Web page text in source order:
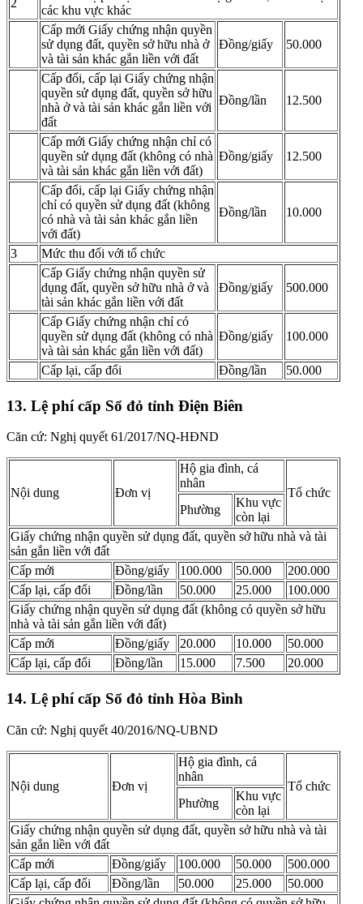
2
các khu vực khác
Cấp mới Giấy chứng nhận quyền
sử dụng đất, quyền sở hữu nhà ở
và tài sản khác gắn liền với đất
Đồng/giấy 50.000
Cấp đổi, cấp lại Giấy chứng nhận
quyền sử dụng đất, quyền sở hữu
nhà ở và tài sản khác gắn liền với
đất
Đồng/lần 12.500
Cấp mới Giấy chứng nhận chỉ có
quyền sử dụng đất (không có nhà
và tài sản khác gắn liền với đất)
Đồng/giấy 12.500
Cấp đổi, cấp lại Giấy chứng nhận
chỉ có quyền sử dụng đất (không
có nhà và tài sản khác gắn liền
với đất)
Đồng/lần 10.000
3
Mức thu đối với tổ chức
Cấp Giấy chứng nhận quyền sử
dụng đất, quyền sở hữu nhà ở và
tài sản khác gắn liền với đất
Đồng/giấy 500.000
Cấp Giấy chứng nhận chỉ có
quyền sử dụng đất (không có nhà
và tài sản khác gắn liền với đất)
Đồng/giấy 100.000
Cấp lại, cấp đổi Đồng/lần 50.000
13. Lệ phí cấp Sổ đỏ tỉnh Điện Biên
Căn cứ: Nghị quyết 61/2017/NQ-HĐND
Nội dung Đơn vị
Hộ gia đình, cá
nhân
Tổ chức
Phường
Khu vực
còn lại
Giấy chứng nhận quyền sử dụng đất, quyền sở hữu nhà và tài
sản gắn liền với đất
Cấp mới
​Đồng/giấy 100.000 50.000
200.000
Cấp lại, cấp đổi
​Đồng/lần 50.000 25.000
100.000
Giấy chứng nhận quyền sử dụng đất (không có quyền sở hữu
nhà và tài sản gắn liền với đất)
Cấp mới
Đồng/giấy 20.000 10.000
50.000
Cấp lại, cấp đổi
​Đồng/lần 15.000 7.500 20.000
14. Lệ phí cấp Sổ đỏ tỉnh Hòa Bình
Căn cứ: Nghị quyết 40/2016/NQ-UBND
Nội dung Đơn vị
Hộ gia đình, cá
nhân
Tổ chức
Phường
Khu vực
còn lại
Giấy chứng nhận quyền sử dụng đất, quyền sở hữu nhà và tài
sản gắn liền với đất
Cấp mới
Đồng/giấy 100.000 50.000
500.000
Cấp lại, cấp đổi
Đồng/lần 50.000 25.000
50.000